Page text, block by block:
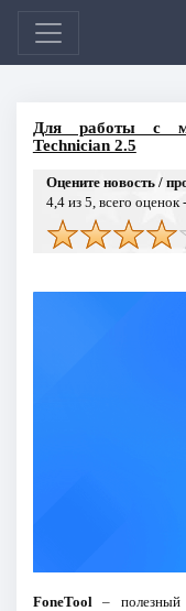
Для работы с
Technician 2.5
Оцените новость /
4,4из 5, всего оценок -
FoneTool – полезный